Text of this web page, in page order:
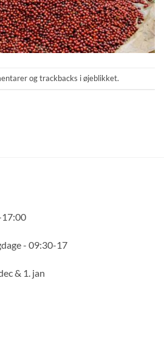
og trackbacks i øjeblikket.
17:00
- 09:30-17
& 1. jan